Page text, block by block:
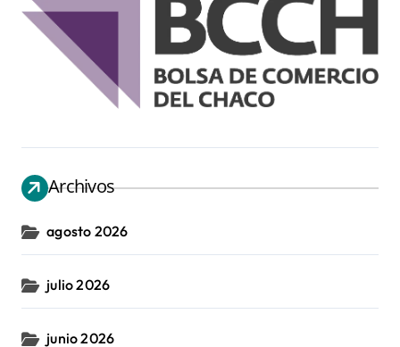
Archivos
agosto 2026
julio 2026
junio 2026